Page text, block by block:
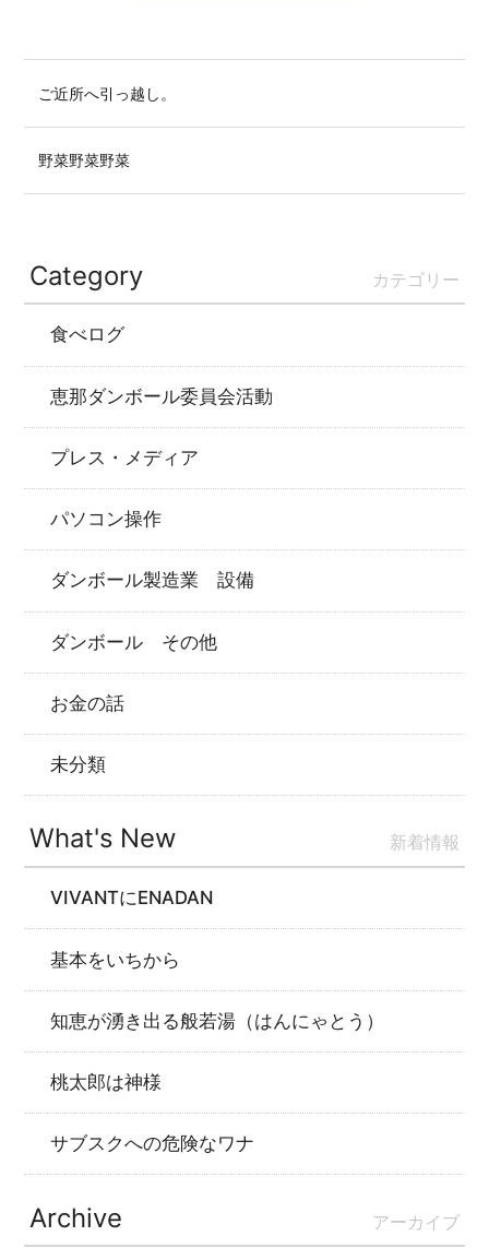
ご近所へ引っ越し。
野菜野菜野菜
Category カテゴリー
食べログ
恵那ダンボール委員会活動
プレス・メディア
パソコン操作
ダンボール製造業 設備
ダンボール その他
お金の話
未分類
What's New 新着情報
VIVANTにENADAN
基本をいちから
知恵が湧き出る般若湯（はんにゃとう）
桃太郎は神様
サブスクへの危険なワナ
Archive アーカイブ